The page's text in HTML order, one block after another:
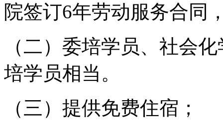
院签订6年劳动服务合同
（二）委培学员、社会
培学员相当。
（三）提供免费住宿；